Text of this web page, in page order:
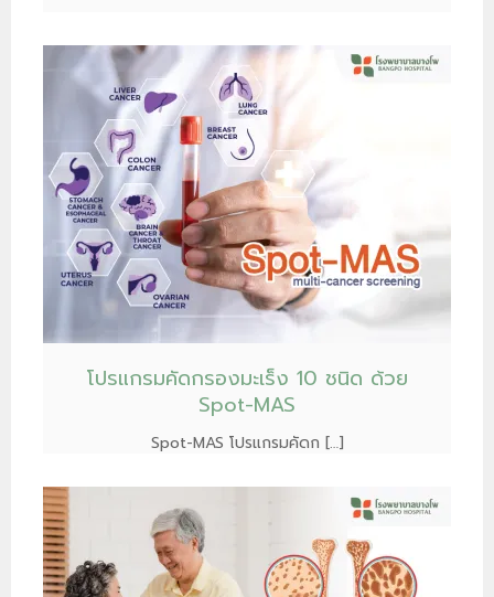
โปรแกรมคัดกรองมะเร็ง 10 ชนิด ด้วย
Spot-MAS
Spot-MAS โปรแกรมคัดก […]